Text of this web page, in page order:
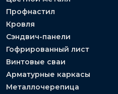
Профнастил
Кровля
Сэндвич-панели
Гофрированный лист
Винтовые сваи
Арматурные каркасы
Металлочерепица